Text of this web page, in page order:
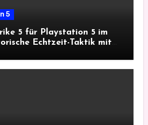
5
5 für Playstation 5 im
Echtzeit-Taktik mit